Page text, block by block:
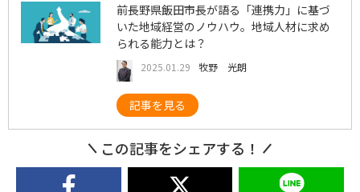
前長野県飯田市長が語る「連携力」に基づ
いた地域経営のノウハウ。地域人材に求め
られる能力とは？
2025.01.29 牧野 光朗
記事を見る
この記事をシェアする！